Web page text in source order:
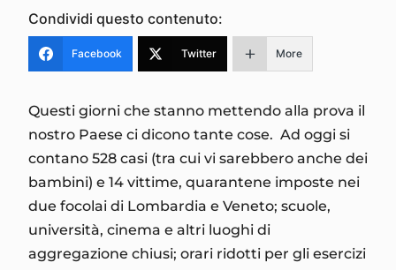
Condividi questo contenuto:
Facebook Twitter More
Questi giorni che stanno mettendo alla prova il
nostro Paese ci dicono tante cose. Ad oggi si
contano 528 casi (tra cui vi sarebbero anche dei
bambini) e 14 vittime, quarantene imposte nei
due focolai di Lombardia e Veneto; scuole,
università, cinema e altri luoghi di
aggregazione chiusi; orari ridotti per gli esercizi